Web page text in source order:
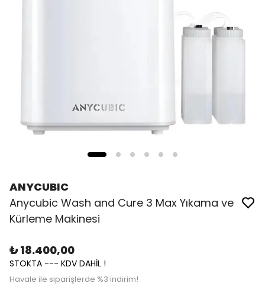
ANYCUBIC
Anycubic Wash and Cure 3 Max Yıkama ve
Kürleme Makinesi
₺ 18.400,00
STOKTA --- KDV DAHİL !
Havale ile siparişlerde %3 indirim!